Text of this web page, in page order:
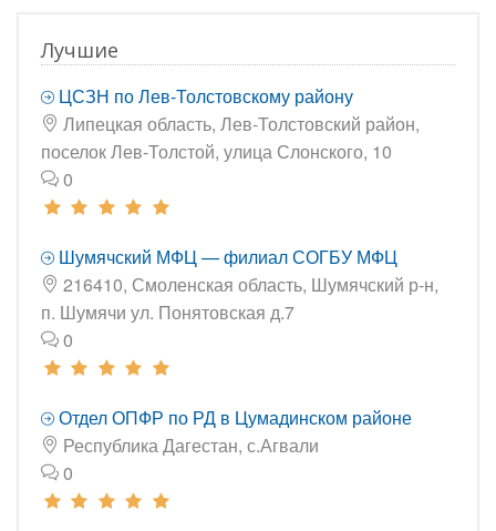
Лучшие
ЦСЗН по Лев-Толстовскому району
Липецкая область, Лев-Толстовский район,
поселок Лев-Толстой, улица Слонского, 10
0
Шумячский МФЦ — филиал СОГБУ МФЦ
216410, Смоленская область, Шумячский р-н,
п. Шумячи ул. Понятовская д.7
0
Отдел ОПФР по РД в Цумадинском районе
Республика Дагестан, с.Агвали
0